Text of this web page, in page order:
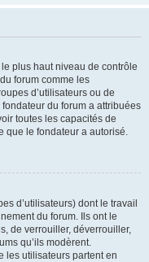
plus haut niveau de contrôle
forum comme les
d’utilisateurs ou de
du forum a attribuées
toutes les capacités de
que le fondateur a autorisé.
d’utilisateurs) dont le travail
du forum. Ils ont le
de verrouiller, déverrouiller,
qu’ils modèrent.
les utilisateurs partent en